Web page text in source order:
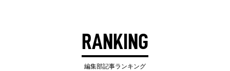
RANKING
編集部記事ランキング